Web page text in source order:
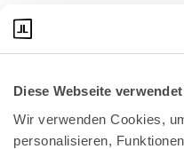
Diese Webseite
Wir verwenden Cookies,
personalisieren,